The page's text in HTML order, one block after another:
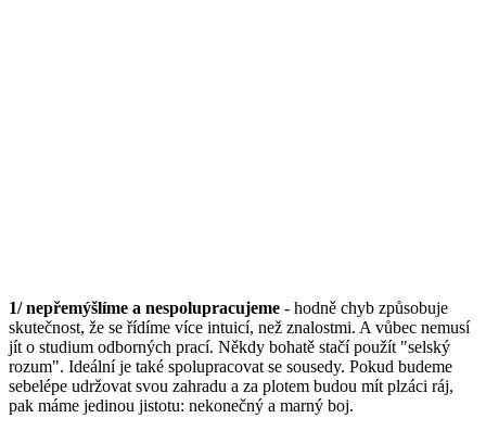
1/ nepřemýšlíme a nespolupracujeme - hodně chyb způsobuje
skutečnost, že se řídíme více intuicí, než znalostmi. A vůbec nemusí
jít o studium odborných prací. Někdy bohatě stačí použít "selský
rozum". Ideální je také spolupracovat se sousedy. Pokud budeme
sebelépe udržovat svou zahradu a za plotem budou mít plzáci ráj,
pak máme jedinou jistotu: nekonečný a marný boj.